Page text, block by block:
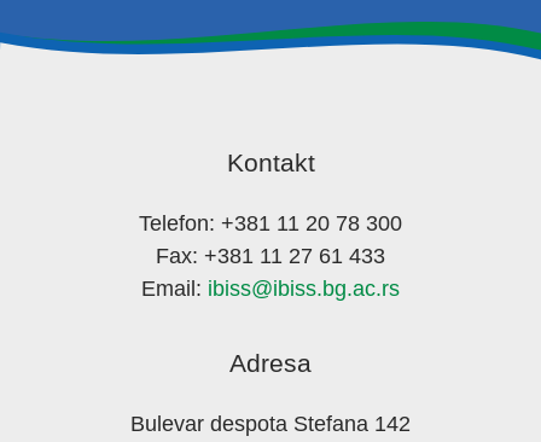
Kontakt
Telefon: +381 11 20 78 300
Fax: +381 11 27 61 433
Email: ibiss@ibiss.bg.ac.rs
Adresa
Bulevar despota Stefana 142